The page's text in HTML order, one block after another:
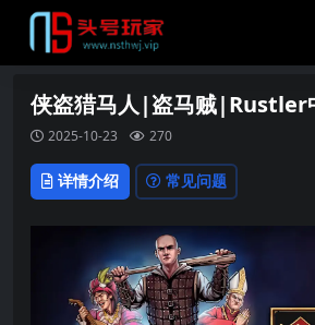
侠盗猎马人|盗马贼|Rustler
2025-10-23 270
详情介绍 常见问题